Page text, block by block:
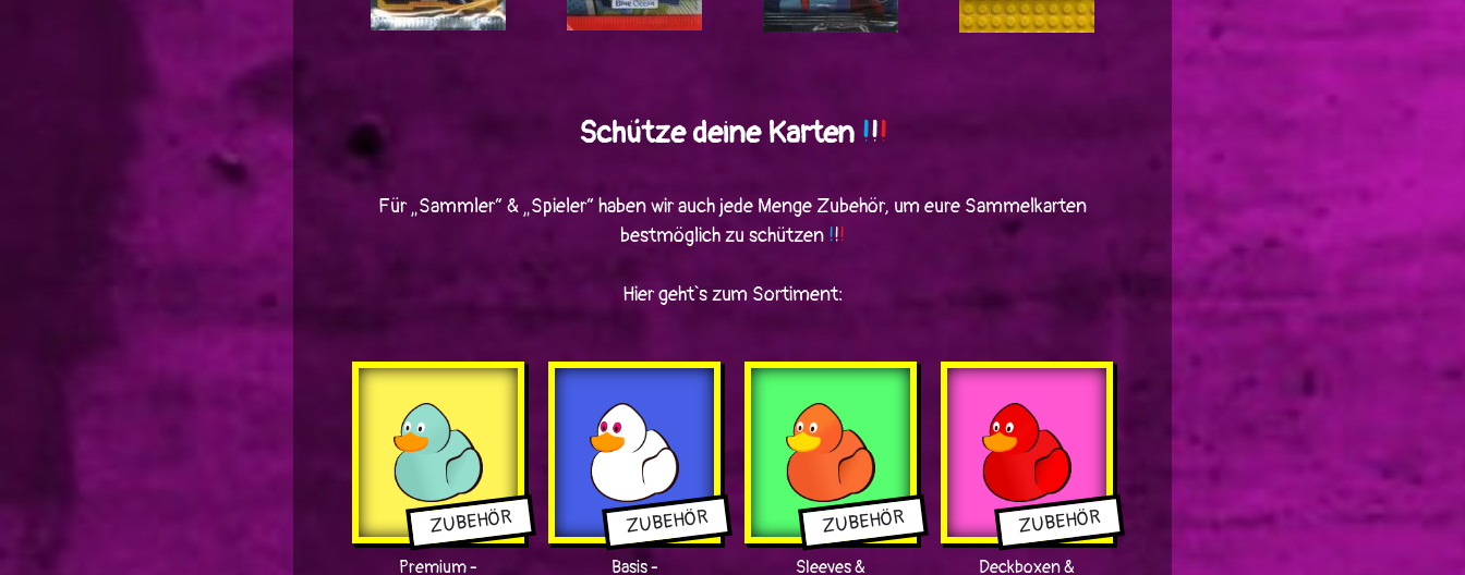
Schütze deine Karten !!!
Für „Sammler“ & „Spieler“ haben wir auch jede Menge Zubehör, um eure Sammelkarten
bestmöglich zu schützen !!!
Hier geht`s zum Sortiment:
ZUBEHÖR
Premium -
ZUBEHÖR
Basis -
ZUBEHÖR
Sleeves &
ZUBEHÖR
Deckboxen &